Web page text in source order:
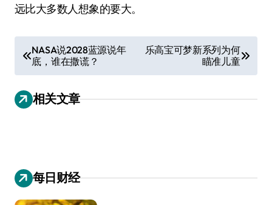
远比大多数人想象的要大。
章
导
航
NASA说2028蓝源说年
底，谁在撒谎？
乐高宝可梦新系列为何
瞄准儿童
相关文章
每日财经